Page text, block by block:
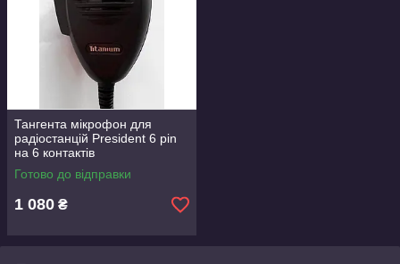
Тангента мікрофон для
радіостанцій President 6 pin
на 6 контактів
Готово до відправки
1 080 ₴